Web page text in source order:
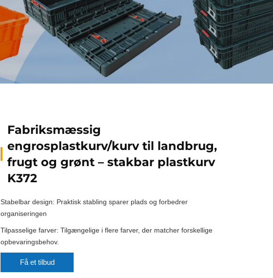
Fabriksmæssig
engrosplastkurv/kurv til landbrug,
frugt og grønt – stakbar plastkurv
K372
Stabelbar design: Praktisk stabling sparer plads og forbedrer
organiseringen
Tilpasselige farver: Tilgængelige i flere farver, der matcher forskellige
opbevaringsbehov.
Få et tilbud